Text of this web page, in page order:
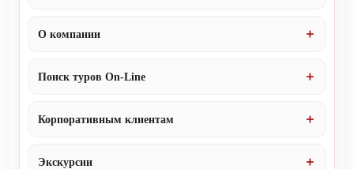
О компании
Поиск туров On-Line
Корпоративным клиентам
Экскурсии